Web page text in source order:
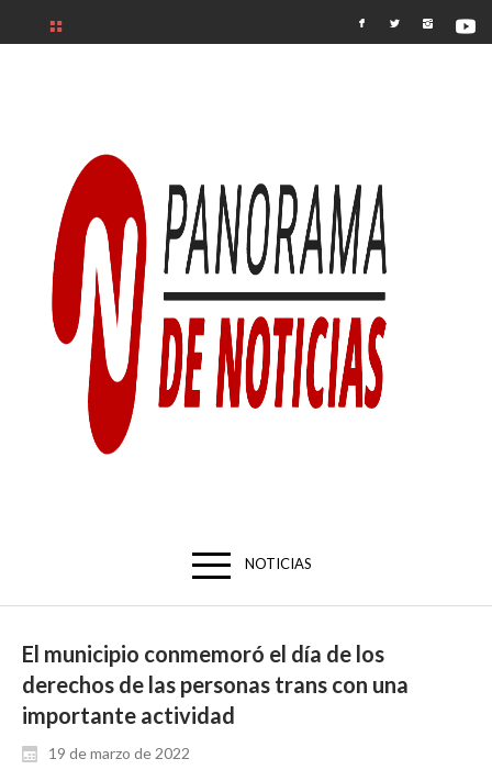
NOTICIAS
El municipio conmemoró el día de los
derechos de las personas trans con una
importante actividad
19 de marzo de 2022